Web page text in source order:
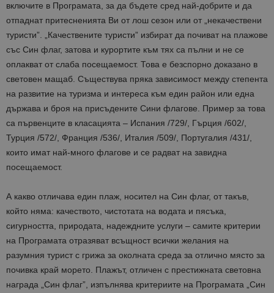
включите в Програмата, за да бъдете сред най-добрите и да
отпаднат притесненията Ви от лош сезон или от „некачествени
туристи”. „Качествените туристи” избират да почиват на плажове
със Син флаг, затова и курортите към тях са пълни и не се
оплакват от слаба посещаемост. Това е безспорно доказано в
световен мащаб. Съществува пряка зависимост между степента
на развитие на туризма и интереса към един район или една
държава и броя на присъдените Сини флагове. Пример за това
са първенците в класацията – Испания /729/, Гърция /602/,
Турция /572/, Франция /536/, Италия /509/, Португалия /431/,
които имат най-много флагове и се радват на завидна
посещаемост.
А какво отличава един плаж, носител на Син флаг, от такъв,
който няма: качеството, чистотата на водата и пясъка,
сигурността, природата, надеждните услуги – самите критерии
на Програмата отразяват всъщност всички желания на
разумния турист с грижа за околната среда за отлично място за
почивка край морето. Плажът, отличен с престижната световна
награда „Син флаг”, изпълнява критериите на Програмата „Син